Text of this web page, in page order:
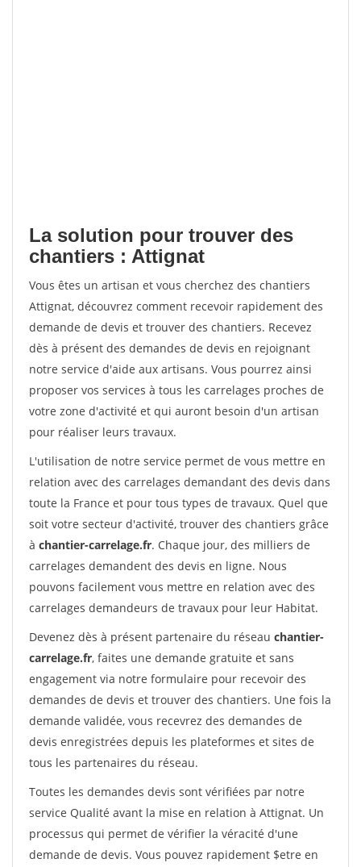
La solution pour trouver des
chantiers : Attignat
Vous êtes un artisan et vous cherchez des chantiers
Attignat, découvrez comment recevoir rapidement des
demande de devis et trouver des chantiers. Recevez
dès à présent des demandes de devis en rejoignant
notre service d'aide aux artisans. Vous pourrez ainsi
proposer vos services à tous les carrelages proches de
votre zone d'activité et qui auront besoin d'un artisan
pour réaliser leurs travaux.
L'utilisation de notre service permet de vous mettre en
relation avec des carrelages demandant des devis dans
toute la France et pour tous types de travaux. Quel que
soit votre secteur d'activité, trouver des chantiers grâce
à chantier-carrelage.fr. Chaque jour, des milliers de
carrelages demandent des devis en ligne. Nous
pouvons facilement vous mettre en relation avec des
carrelages demandeurs de travaux pour leur Habitat.
Devenez dès à présent partenaire du réseau chantier-
carrelage.fr, faites une demande gratuite et sans
engagement via notre formulaire pour recevoir des
demandes de devis et trouver des chantiers. Une fois la
demande validée, vous recevrez des demandes de
devis enregistrées depuis les plateformes et sites de
tous les partenaires du réseau.
Toutes les demandes devis sont vérifiées par notre
service Qualité avant la mise en relation à Attignat. Un
processus qui permet de vérifier la véracité d'une
demande de devis. Vous pouvez rapidement $etre en